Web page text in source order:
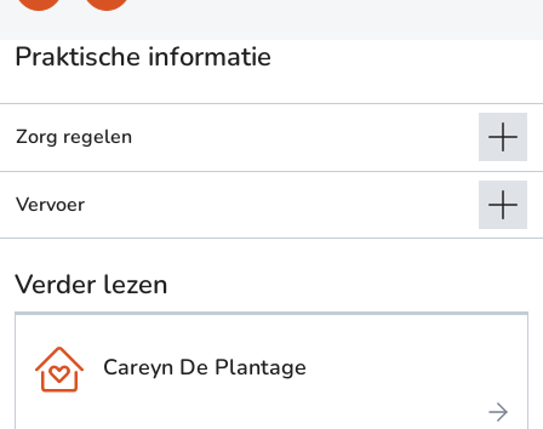
Praktische informatie
Zorg regelen
Vervoer
Verder lezen
Careyn De Plantage